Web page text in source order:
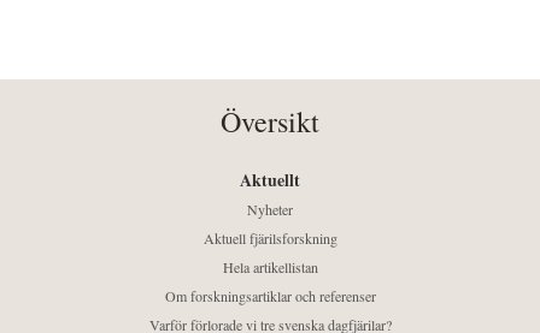
Översikt
Aktuellt
Nyheter
Aktuell fjärilsforskning
Hela artikellistan
Om forskningsartiklar och referenser
Varför förlorade vi tre svenska dagfjärilar?